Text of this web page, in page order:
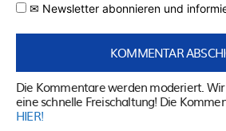
✉ Newsletter abonnieren und
Die Kommentare werden moderiert.
eine schnelle Freischaltung! Die
HIER!